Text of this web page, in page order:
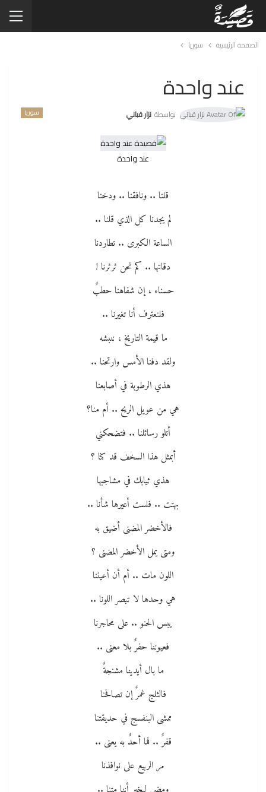
الصفحة الرئيسية سوريا
عند واحدة
سوريا بواسطة نزار قباني
عند واحدة
قلنا .. ونافقنا .. ودخنا
لم يجدنا كل الذي قلنا ..
الساعة الكبرى .. تطاردنا
دقاتها .. كم نحن ثرثرنا !
حسناء ، إن شفاهنا حطبٌ
فلنعترف أنا تغيرنا ..
ما قيمة التاريخ ، ننبشه
ولقد دفنا الأمس وارتحنا ..
هذي الرطوبة في أصابعنا
هي من عويل الريح .. أم منا؟
أتلو رسائلنا .. فتضحكني
أبمثل هذا السخف قد كنا ؟
هذي ثيابك في مشاجبها
بهتت .. فلست أعيرها شأنا ..
فالأخضر المضنى أضيق به
ومتى يمل الأخضر المضنى ؟
اللون مات .. أم أن أعيننا
هي وحدها لا تبصر اللونا ..
يبس الحنو .. على محاجرنا
فعيوننا حفرٌ بلا معنى ..
ما بال أيدينا مشنجةٌ
فالثلج غمرٌ إن تصافحنا
ممشى البنفسج في حديقتنا
قفرٌ .. فما أحدٌ به يعنى ..
مر الربيع على نوافذنا